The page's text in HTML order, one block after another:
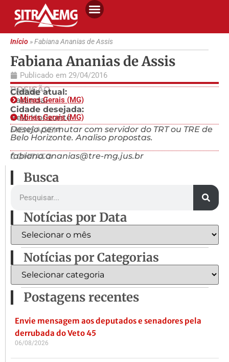
Início»Fabiana Ananias de Assis
Fabiana Ananias de Assis
Publicado em 29/04/2016
POSIÇÃO
LOCAL
Cidade atual:
Carandaí
Minas Gerais (MG)
Cidade desejada:
Belo Horizonte
Minas Gerais (MG)
MENSAGEM
Desejo permutar com servidor do TRT ou TRE de
Belo Horizonte. Analiso propostas.
CONTATO
fabiana.ananias@tre-mg.jus.br
Busca
Notícias por Data
Notícias por Categorias
Postagens recentes
Envie mensagem aos deputados e senadores pela
derrubada do Veto 45
06/08/2026